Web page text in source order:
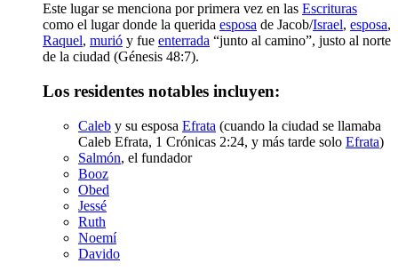
Este lugar se menciona por primera vez en las Escrituras
como el lugar donde la querida esposa de Jacob/Israel, esposa,
Raquel, murió y fue enterrada “junto al camino”, justo al norte
de la ciudad (Génesis 48:7).
Los residentes notables incluyen:
Caleb y su esposa Efrata (cuando la ciudad se llamaba
Caleb Efrata, 1 Crónicas 2:24, y más tarde solo Efrata)
Salmón, el fundador
Booz
Obed
Jessé
Ruth
Noemí
Davido